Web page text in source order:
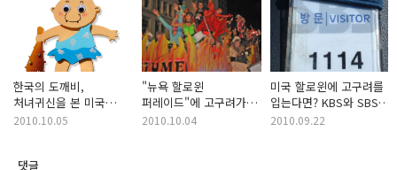
한국의 도깨비,
처녀귀신을 본 미국
어린이들의 반응은?
2010.10.05
"뉴욕 할로윈
퍼레이드"에 고구려가
등장!
2010.10.04
미국 할로윈에 고구려를
입는다면? KBS와 SBS
방문기
2010.09.22
댓글